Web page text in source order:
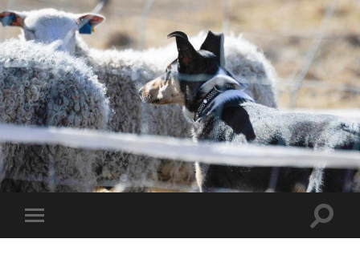
Slå
på/av
Slå